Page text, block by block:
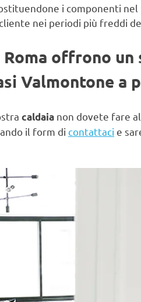
i componenti
nei periodi più freddi
offrono
Valmontone a
caldaia non dovete fare
il form di contattaci e